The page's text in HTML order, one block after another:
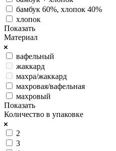
бамбук 60%, хлопок 40%
хлопок
Показать
Материал
вафельный
жаккард
махра/жаккард
махровая/вафельная
махровый
Показать
Количество в упаковке
2
3